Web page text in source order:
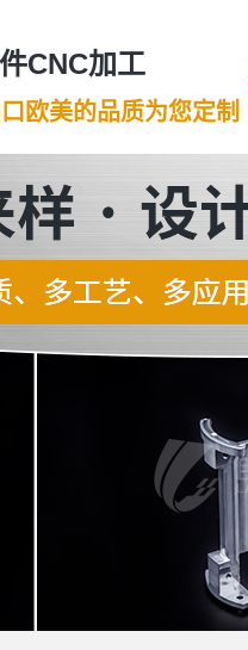
CNC加工
欧美的品质为您定制